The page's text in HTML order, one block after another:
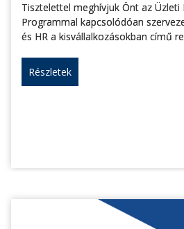
Tisztelettel meghívjuk Önt az Üzleti
Programmal kapcsolódóan
és HR a kisvállalkozásokban című
Részletek